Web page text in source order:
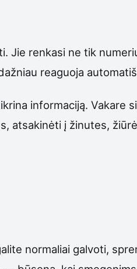
Jie renkasi ne tik
reaguoja
informaciją. Vakare
atsakinėti į žinutes,
normaliai galvoti,